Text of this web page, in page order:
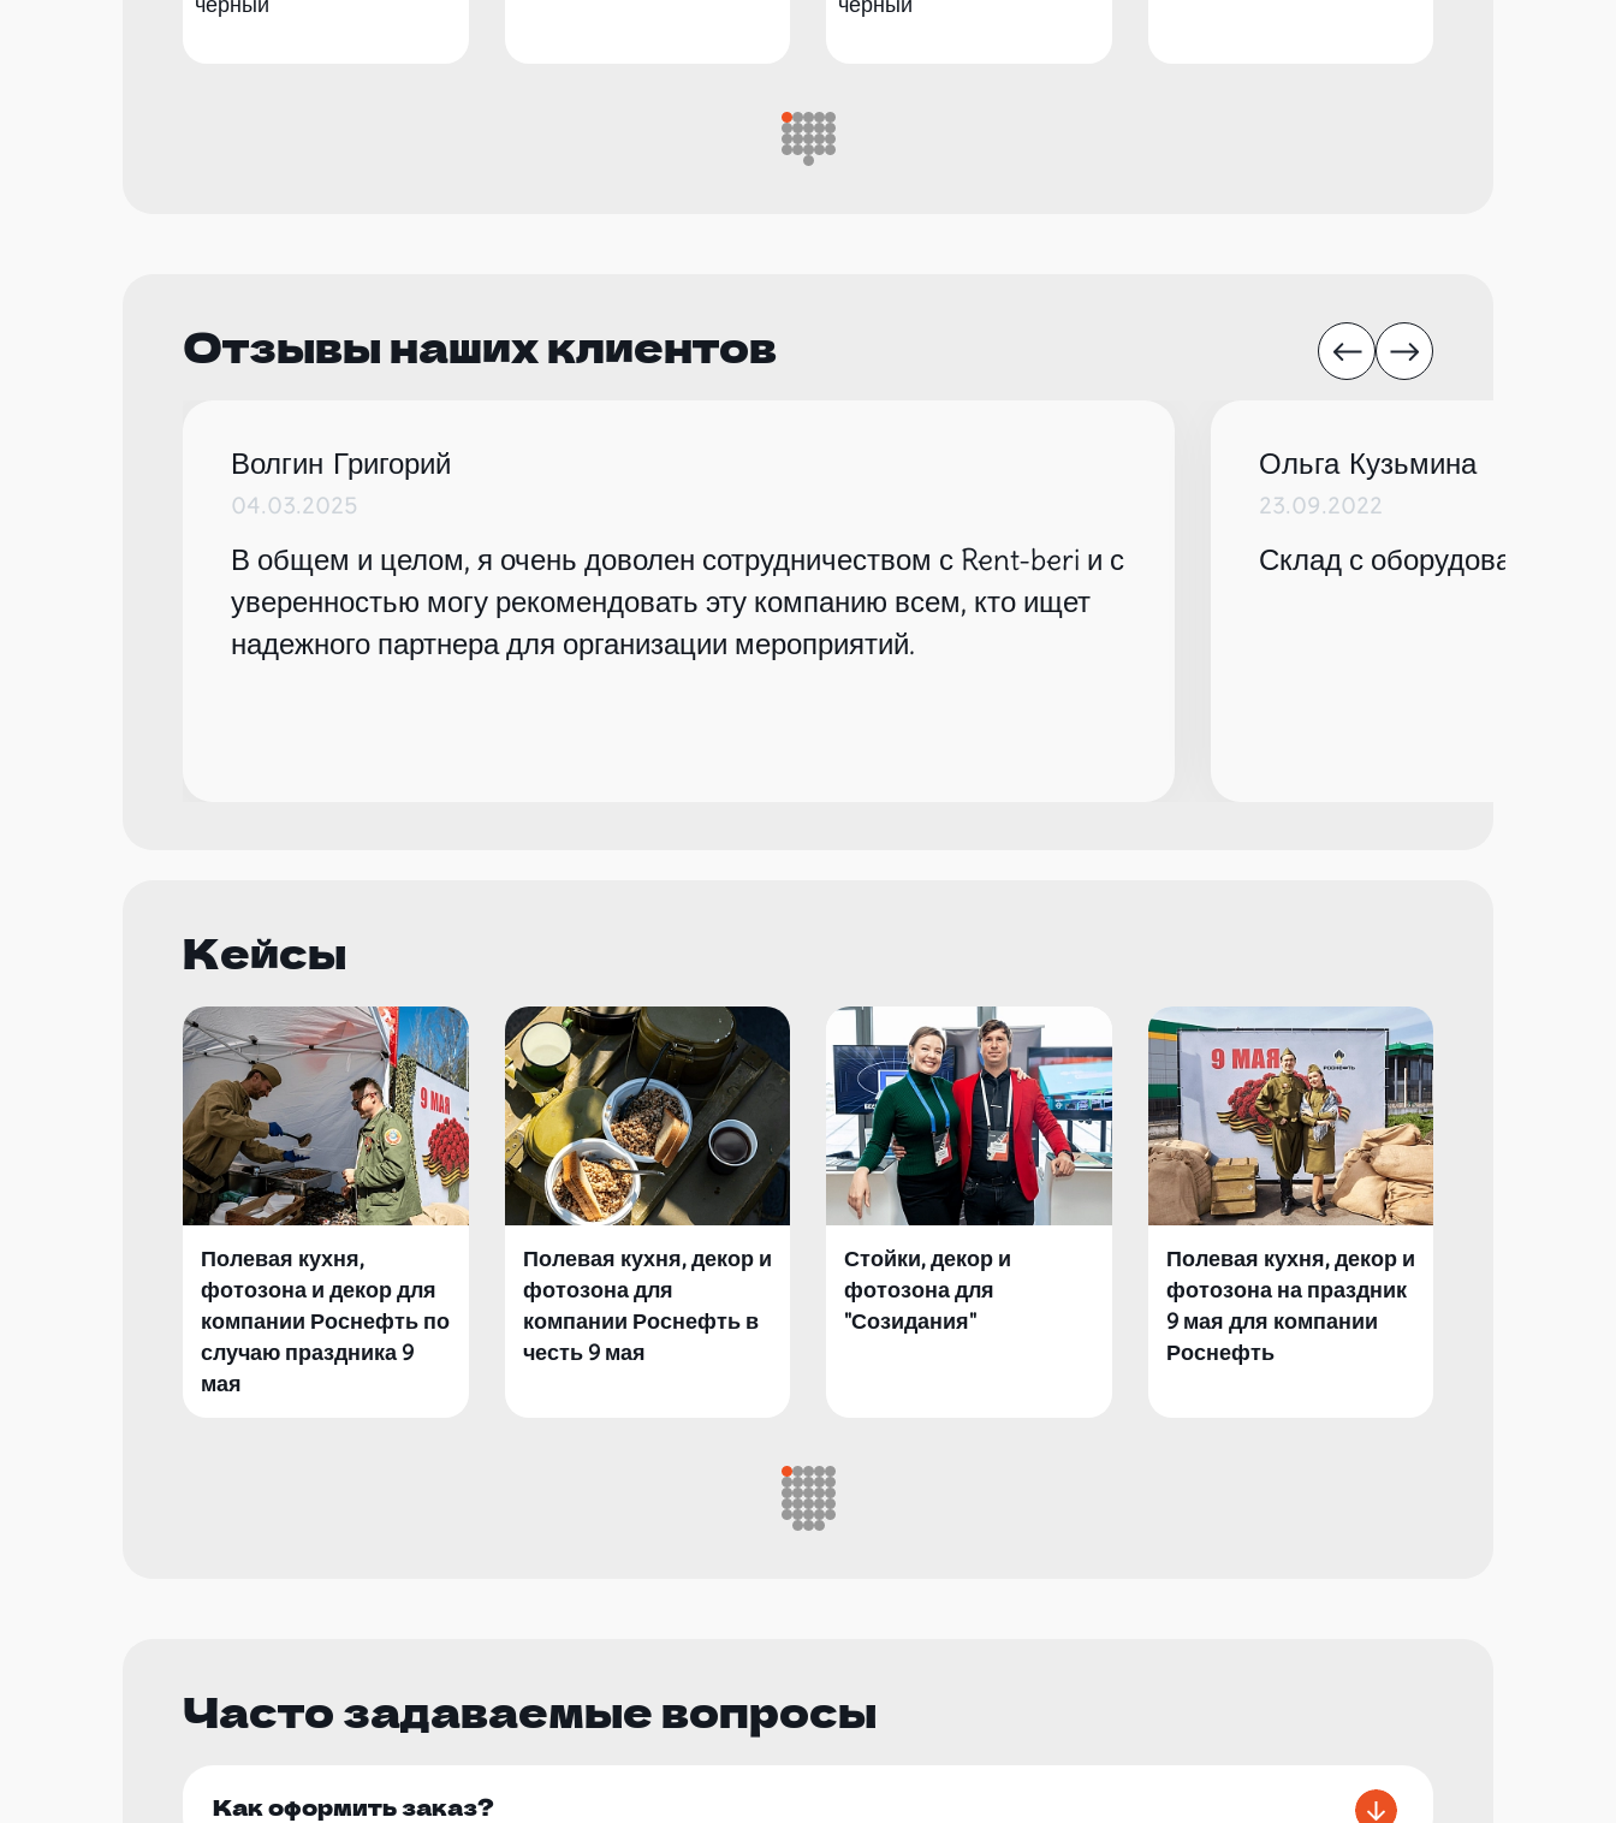
Отзывы наших клиентов
Волгин Григорий
04.03.2025
В общем и целом, я очень доволен сотрудничеством с Rent-beri и с
уверенностью могу рекомендовать эту компанию всем, кто ищет
надежного партнера для организации мероприятий.
Ольга Кузьмина
23.09.2022
Склад с оборудованием
Кейсы
Полевая кухня,
фотозона и декор для
компании Роснефть по
случаю праздника 9
мая
Полевая кухня, декор и
фотозона для
компании Роснефть в
честь 9 мая
Стойки, декор и
фотозона для
"Созидания"
Полевая кухня, декор и
фотозона на праздник
9 мая для компании
Роснефть
Часто задаваемые вопросы
Как оформить заказ?